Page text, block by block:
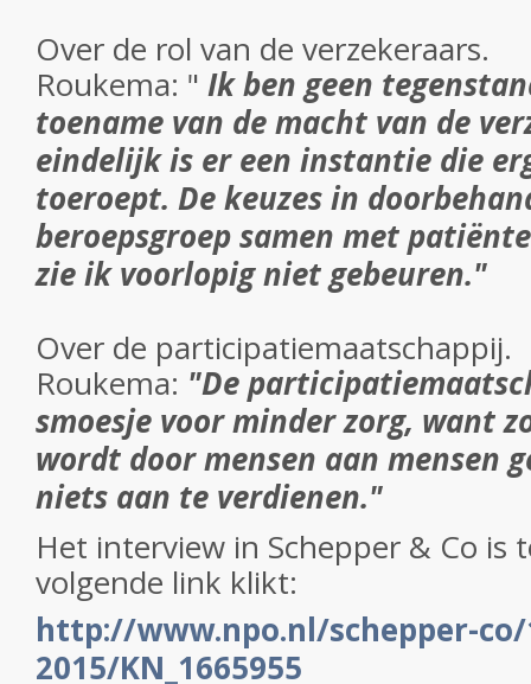
Over de rol van de verzekeraars.
Roukema: " Ik ben geen
toename van de macht van de
eindelijk is er een instantie die
toeroept. De keuzes in
beroepsgroep samen met
zie ik voorlopig niet gebeuren."
Over de participatiemaatschappij.
Roukema: "De
smoesje voor minder zorg, want
wordt door mensen aan mensen
niets aan te verdienen."
Het interview in Schepper & Co is
volgende link klikt:
http://www.npo.nl/schepper-co/
2015/KN_1665955